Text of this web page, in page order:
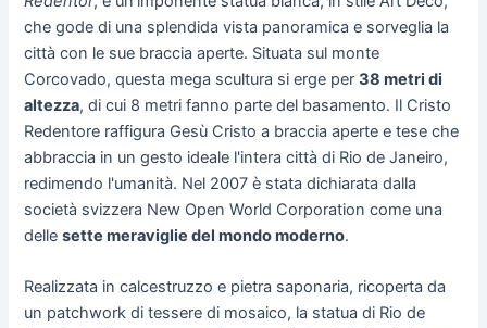
che gode di una splendida vista panoramica e sorveglia la
città con le sue braccia aperte. Situata sul monte
Corcovado, questa mega scultura si erge per38 metri di
altezza, di cui 8 metri fanno parte del basamento. Il Cristo
Redentore raffigura Gesù Cristo a braccia aperte e tese che
abbraccia in un gesto ideale l'intera città di Rio de Janeiro,
redimendo l'umanità. Nel 2007 è stata dichiarata dalla
società svizzera New Open World Corporation come una
dellesette meraviglie del mondo moderno.
Realizzata in calcestruzzo e pietra saponaria, ricoperta da
un patchwork di tessere di mosaico, la statua di Rio de